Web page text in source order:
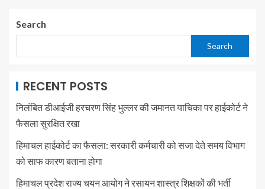
Search
Search
RECENT POSTS
निलंबित डीआईजी हरचरण सिंह भुल्लर की जमानत याचिका पर हाईकोर्ट ने
फैसला सुरक्षित रखा
हिमाचल हाईकोर्ट का फैसला: सरकारी कर्मचारी को सजा देते समय विभाग
को साफ कारण बताना होगा
हिमाचल प्रदेश राज्य चयन आयोग ने रसायन शास्त्र शिक्षकों की भर्ती